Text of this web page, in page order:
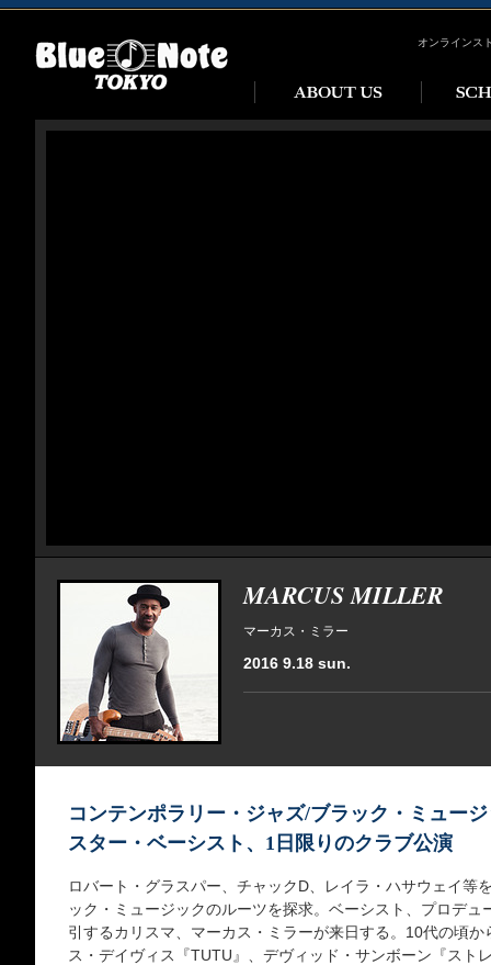
オンラインス
MARCUS MILLER
マーカス・ミラー
2016 9.18 sun.
コンテンポラリー・ジャズ/ブラック・ミュー
スター・ベーシスト、1日限りのクラブ公演
ロバート・グラスパー、チャックD、レイラ・ハサウェイ等
ック・ミュージックのルーツを探求。ベーシスト、プロデ
引するカリスマ、マーカス・ミラーが来日する。10代の頃
ス・デイヴィス『TUTU』、デヴィッド・サンボーン『スト